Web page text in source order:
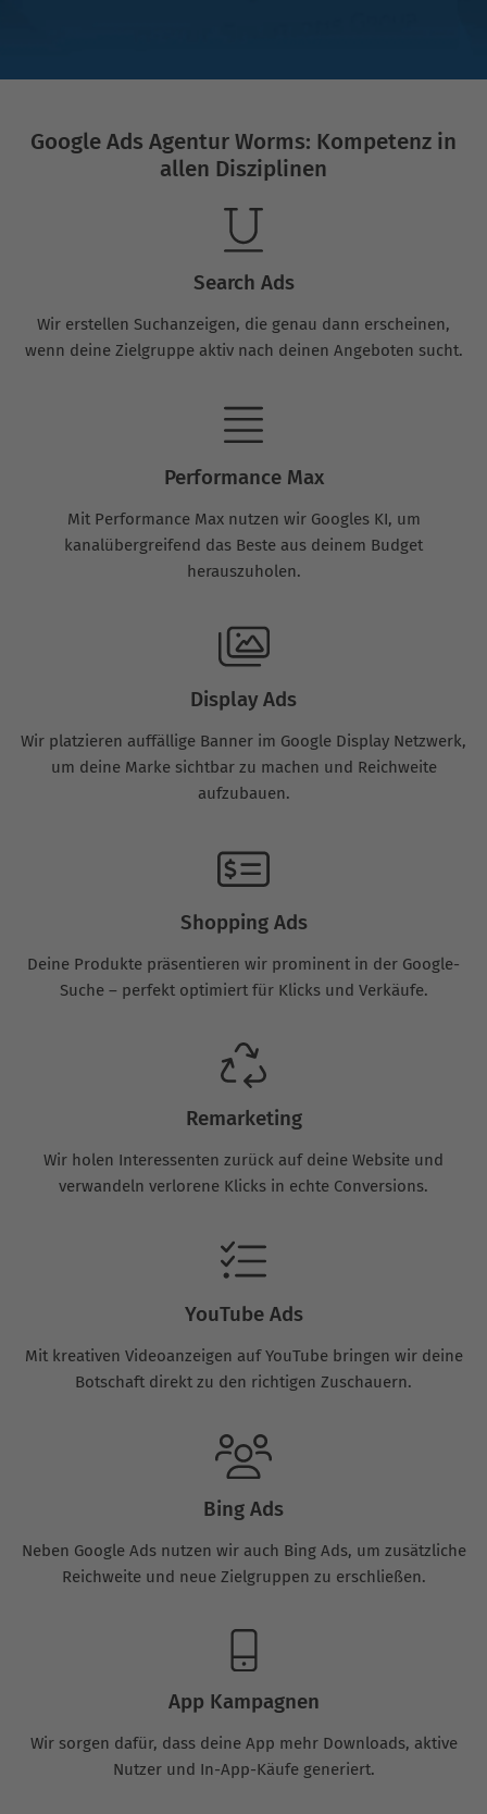
Google Ads Agentur Worms: Kompetenz in
allen Disziplinen
Search Ads
Wir erstellen Suchanzeigen, die genau dann erscheinen,
wenn deine Zielgruppe aktiv nach deinen Angeboten sucht.
Performance Max
Mit Performance Max nutzen wir Googles KI, um
kanalübergreifend das Beste aus deinem Budget
herauszuholen.
Display Ads
Wir platzieren auffällige Banner im Google Display Netzwerk,
um deine Marke sichtbar zu machen und Reichweite
aufzubauen.
Shopping Ads
Deine Produkte präsentieren wir prominent in der Google-
Suche – perfekt optimiert für Klicks und Verkäufe.
Remarketing
Wir holen Interessenten zurück auf deine Website und
verwandeln verlorene Klicks in echte Conversions.
YouTube Ads
Mit kreativen Videoanzeigen auf YouTube bringen wir deine
Botschaft direkt zu den richtigen Zuschauern.
Bing Ads
Neben Google Ads nutzen wir auch Bing Ads, um zusätzliche
Reichweite und neue Zielgruppen zu erschließen.
App Kampagnen
Wir sorgen dafür, dass deine App mehr Downloads, aktive
Nutzer und In-App-Käufe generiert.